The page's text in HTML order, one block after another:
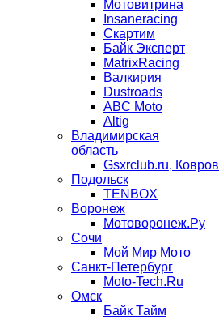
Мотовитрина
Insaneracing
Скартим
Байк Эксперт
MatrixRacing
Валкирия
Dustroads
ABC Moto
Altig
Владимирская
область
Gsxrclub.ru, Ковров
Подольск
TENBOX
Воронеж
Мотоворонеж.Ру
Сочи
Мой Мир Мото
Санкт-Петербург
Moto-Tech.Ru
Омск
Байк Тайм